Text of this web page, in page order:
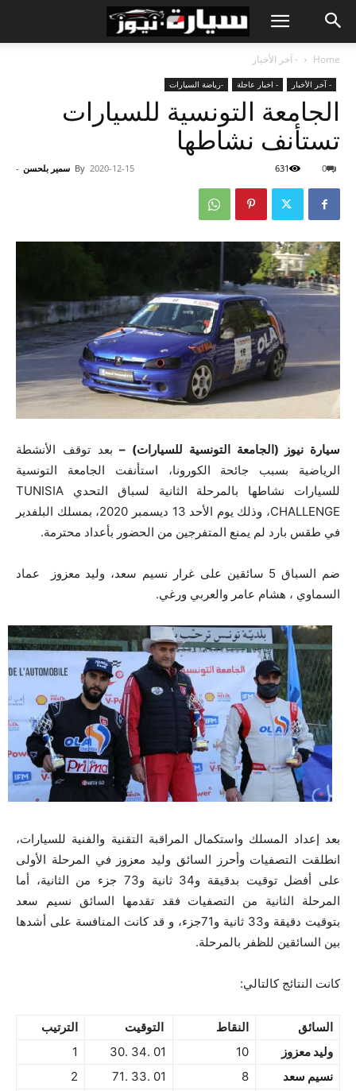
Home - آخر الأخبار
- آخر الأخبار - اخبار عاجلة -رياضة السيارات
الجامعة التونسية للسيارات
تستأنف نشاطها
By سمير بلحسن - 2020-12-15 0
631
سيارة نيوز (الجامعة التونسية للسيارات) –بعد توقف الأنشطة
الرياضية بسبب جائحة الكورونا، استأنفت الجامعة التونسية
للسيارات نشاطها بالمرحلة الثانية لسباق التحدي TUNISIA
CHALLENGE، وذلك يوم الأحد 13 ديسمبر 2020، بمسلك البلفدير
في طقس بارد لم يمنع المتفرجين من الحضور بأعداد محترمة.
ضم السباق 5 سائقين على غرار نسيم سعد، وليد معزوز عماد
السماوي ، هشام عامر والعربي ورغي.
بعد إعداد المسلك واستكمال المراقبة التقنية والفنية للسيارات،
انطلقت التصفيات وأحرز السائق وليد معزوز في المرحلة الأولى
على أفضل توقيت بدقيقة و34 ثانية و73 جزء من الثانية، أما
المرحلة الثانية من التصفيات فقد تقدمها السائق نسيم سعد
بتوقيت دقيقة و33 ثانية و71جزء، و قد كانت المنافسة على أشدها
بين السائقين للظفر بالمرحلة.
كانت النتائج كالتالي:
السائق النقاط التوقيت
الترتيب
وليد معزوز
10
01 .34 .30
1
نسيم سعد
8
01 .33 .71
2